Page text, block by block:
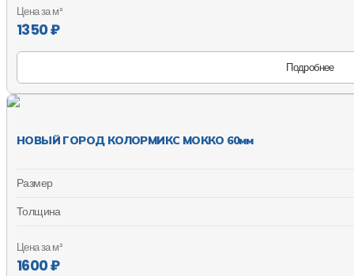
Цена за м²
1350 ₽
Подробнее
НОВЫЙ ГОРОД КОЛОРМИКС МОККО 60мм
Размер
Толщина
Цена за м²
1600 ₽